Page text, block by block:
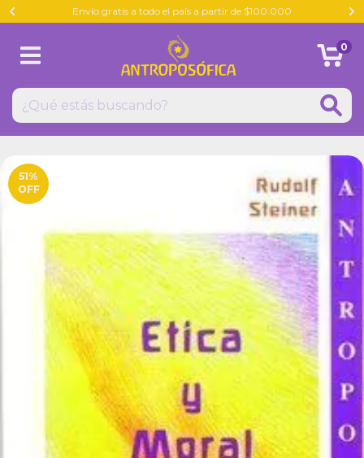
Envío gratis a todo el país a partir de $100.000
0
51%
OFF